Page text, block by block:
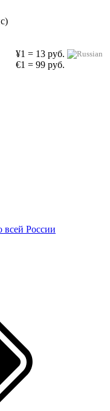
¥1 = 13 руб.
€1 = 99 руб.
всей России